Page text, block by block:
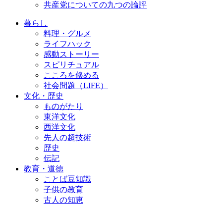
共産党についての九つの論評
暮らし
料理・グルメ
ライフハック
感動ストーリー
スピリチュアル
こころを修める
社会問題（LIFE）
文化・歴史
ものがたり
東洋文化
西洋文化
先人の超技術
歴史
伝記
教育・道徳
ことば豆知識
子供の教育
古人の知恵